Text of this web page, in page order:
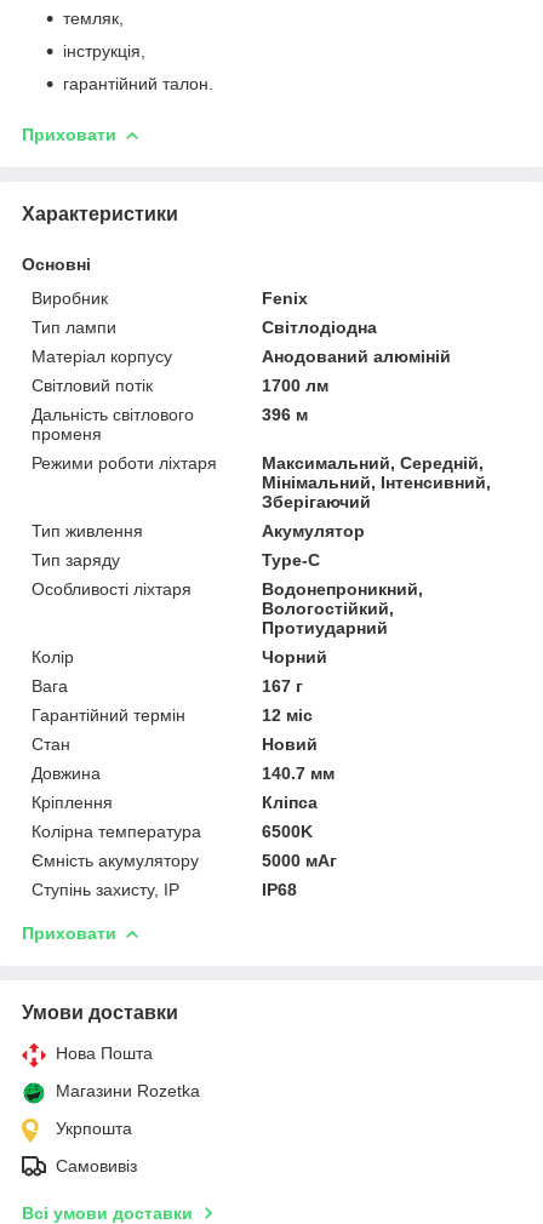
темляк,
інструкція,
гарантійний талон.
Приховати
Характеристики
Основні
Виробник
Fenix
Тип лампи
Світлодіодна
Матеріал корпусу
Анодований алюміній
Світловий потік
1700 лм
Дальність світлового
променя
396 м
Режими роботи ліхтаря
Максимальний, Середній,
Мінімальний, Інтенсивний,
Зберігаючий
Тип живлення
Акумулятор
Тип заряду
Type-C
Особливості ліхтаря
Водонепроникний,
Вологостійкий,
Протиударний
Колір
Чорний
Вага
167 г
Гарантійний термін
12 міс
Стан
Новий
Довжина
140.7 мм
Кріплення
Кліпса
Колірна температура
6500K
Ємність акумулятору
5000 мАг
Ступінь захисту, IP
IP68
Приховати
Умови доставки
Нова Пошта
Магазини Rozetka
Укрпошта
Самовивіз
Всі умови доставки